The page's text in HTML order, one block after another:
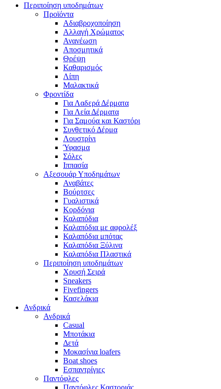
Περιποίηση υποδημάτων
Προϊόντα
Αδιαβροχοποίηση
Αλλαγή Χρώματος
Ανανέωση
Αποσμητικά
Θρέψη
Καθαρισμός
Λίπη
Μαλακτικά
Φροντίδα
Για Λαδερά Δέρματα
Για Λεία Δέρματα
Για Σαμούα και Καστόρι
Συνθετικό Δέρμα
Λουστρίνι
Ύφασμα
Σόλες
Ιππασία
Αξεσουάρ Υποδημάτων
Αναβάτες
Βούρτσες
Γυαλιστικά
Κορδόνια
Καλαπόδια
Καλαπόδια με αφρολέξ
Καλαπόδια μπότας
Καλαπόδια Ξύλινα
Καλαπόδια Πλαστικά
Περιποίηση υποδημάτων
Χρυσή Σειρά
Sneakers
Fivefingers
Κασελάκια
Ανδρικά
Ανδρικά
Casual
Μποτάκια
Δετά
Μοκασίνια loafers
Boat shoes
Εσπαντρίγιες
Παντόφλες
Παντόφλες Καστοριάς